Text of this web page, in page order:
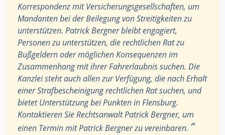
Korrespondenz mit Versicherungsgesellschaften, um
Mandanten bei der Beilegung von Streitigkeiten zu
unterstützen. Patrick Bergner bleibt engagiert,
Personen zu unterstützen, die rechtlichen Rat zu
Bußgeldern oder möglichen Konsequenzen im
Zusammenhang mit ihrer Fahrerlaubnis suchen. Die
Kanzlei steht auch allen zur Verfügung, die nach Erhalt
einer Strafbescheinigung rechtlichen Rat suchen, und
bietet Unterstützung bei Punkten in Flensburg.
Kontaktieren Sie Rechtsanwalt Patrick Bergner, um
einen Termin mit Patrick Bergner zu vereinbaren. ”